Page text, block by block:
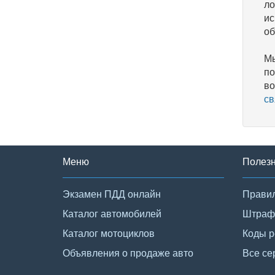
Меню
Экзамен ПДД онлайн
Каталог автомобилей
Каталог мотоциклов
Объявления о продаже авто
Коды
Все